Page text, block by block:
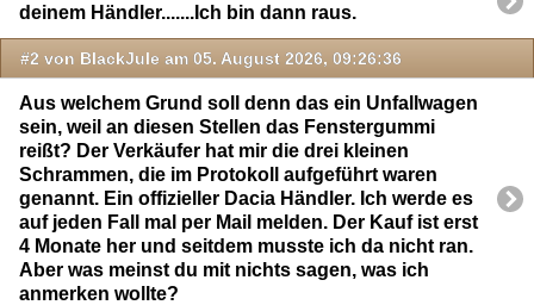
deinem Händler.......Ich bin dann raus.
#2 von BlackJule am 05. August 2026, 09:26:36
Aus welchem Grund soll denn das ein Unfallwagen
sein, weil an diesen Stellen das Fenstergummi
reißt? Der Verkäufer hat mir die drei kleinen
Schrammen, die im Protokoll aufgeführt waren
genannt. Ein offizieller Dacia Händler. Ich werde es
auf jeden Fall mal per Mail melden. Der Kauf ist erst
4 Monate her und seitdem musste ich da nicht ran.
Aber was meinst du mit nichts sagen, was ich
anmerken wollte?